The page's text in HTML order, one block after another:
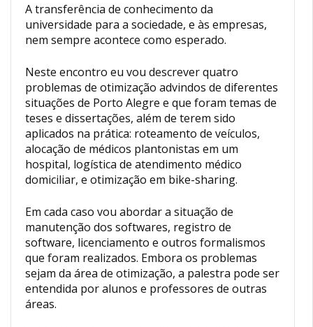
A transferência de conhecimento da
universidade para a sociedade, e às empresas,
nem sempre acontece como esperado.
Neste encontro eu vou descrever quatro
problemas de otimização advindos de diferentes
situações de Porto Alegre e que foram temas de
teses e dissertações, além de terem sido
aplicados na prática: roteamento de veículos,
alocação de médicos plantonistas em um
hospital, logística de atendimento médico
domiciliar, e otimização em bike-sharing.
Em cada caso vou abordar a situação de
manutenção dos softwares, registro de
software, licenciamento e outros formalismos
que foram realizados. Embora os problemas
sejam da área de otimização, a palestra pode ser
entendida por alunos e professores de outras
áreas.